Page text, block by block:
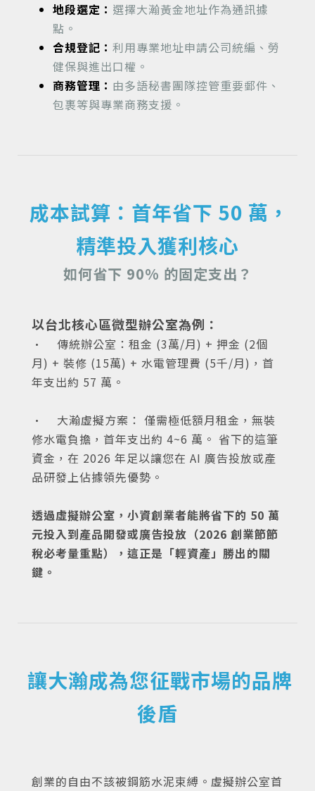
地段選定： 選擇大瀚黃金地址作為通訊據
點。
合規登記： 利用專業地址申請公司統編、勞
健保與進出口權。
商務管理： 由多語秘書團隊控管重要郵件、
包裹等與專業商務支援。
成本試算：首年省下 50 萬，
精準投入獲利核心
如何省下 90% 的固定支出？
以台北核心區微型辦公室為例：
• 傳統辦公室：租金 (3萬/月) + 押金 (2個
月) + 裝修 (15萬) + 水電管理費 (5千/月)，首
年支出約 57 萬。
• 大瀚虛擬方案： 僅需極低額月租金，無裝
修水電負擔，首年支出約 4~6 萬。 省下的這筆
資金，在 2026 年足以讓您在 AI 廣告投放或產
品研發上佔據領先優勢。
透過虛擬辦公室，小資創業者能將省下的 50 萬
元投入到產品開發或廣告投放（2026 創業節節
稅必考量重點），這正是「輕資產」勝出的關
鍵。
讓大瀚成為您征戰市場的品牌
後盾
創業的自由不該被鋼筋水泥束縛。虛擬辦公室首